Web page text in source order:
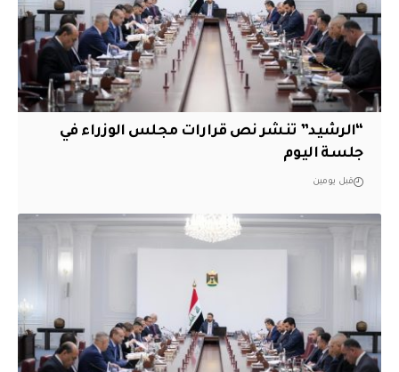
“الرشيد” تنشر نص قرارات مجلس الوزراء في
جلسة اليوم
قبل يومين